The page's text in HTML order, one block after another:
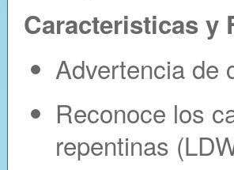
Caracteristicas y
Advertencia de
Reconoce los
repentinas